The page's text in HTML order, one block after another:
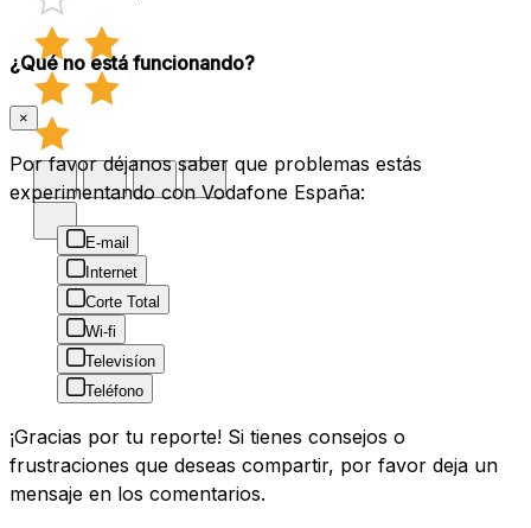
¿Qué no está funcionando?
×
Por favor déjanos saber que problemas estás
experimentando con Vodafone España:
E-mail
Internet
Corte Total
Wi-fi
Televisíon
Teléfono
¡Gracias por tu reporte! Si tienes consejos o
frustraciones que deseas compartir, por favor deja un
mensaje en los comentarios.